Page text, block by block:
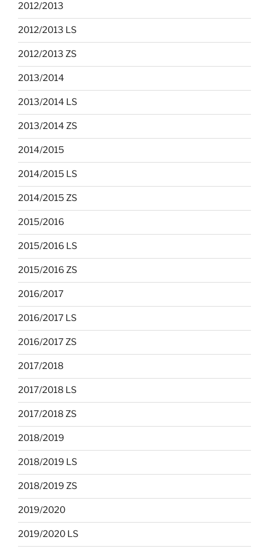
2012/2013
2012/2013 LS
2012/2013 ZS
2013/2014
2013/2014 LS
2013/2014 ZS
2014/2015
2014/2015 LS
2014/2015 ZS
2015/2016
2015/2016 LS
2015/2016 ZS
2016/2017
2016/2017 LS
2016/2017 ZS
2017/2018
2017/2018 LS
2017/2018 ZS
2018/2019
2018/2019 LS
2018/2019 ZS
2019/2020
2019/2020 LS